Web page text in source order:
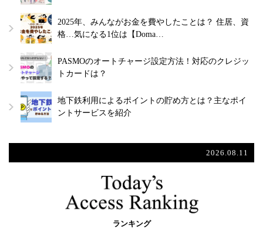
2025年、みんながお金を費やしたことは？ 住居、資
格…気になる1位は【Doma…
PASMOのオートチャージ設定方法！対応のクレジッ
トカードは？
地下鉄利用によるポイントの貯め方とは？主なポイ
ントサービスを紹介
2026.08.11
ランキング